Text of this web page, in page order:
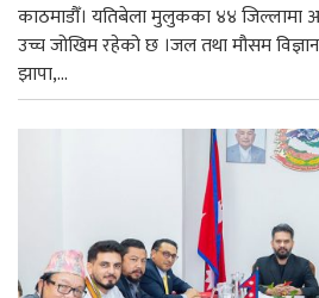
काठमाडौँ। यतिबेला मुलुकका ४४
उच्च जोखिम रहेको छ ।जल तथा मौसम
झापा,...